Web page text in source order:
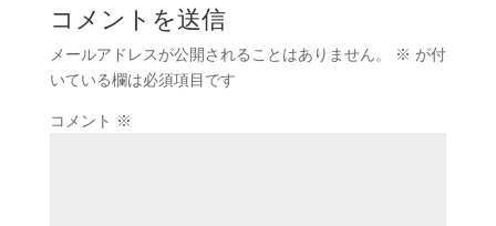
コメントを送信
メールアドレスが公開されることはありません。 ※ が付
いている欄は必須項目です
コメント ※